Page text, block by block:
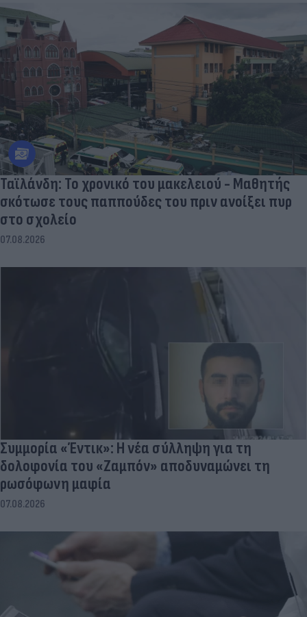
Ταϊλάνδη: Το χρονικό του μακελειού - Μαθητής
σκότωσε τους παππούδες του πριν ανοίξει πυρ
στο σχολείο
07.08.2026
Συμμορία «Έντικ»: Η νέα σύλληψη για τη
δολοφονία του «Ζαμπόν» αποδυναμώνει τη
ρωσόφωνη μαφία
07.08.2026